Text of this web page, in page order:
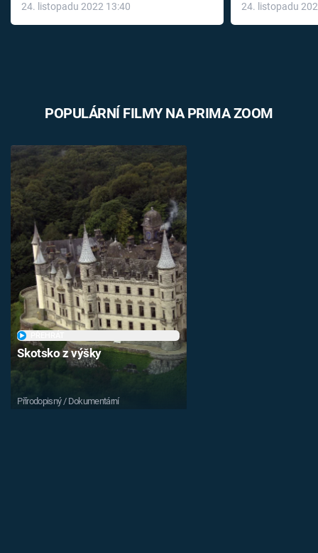
24. listopadu 2022 13:40
léky
24. listopadu
POPULÁRNÍ FILMY NA PRIMA ZOOM
Skotsko z výšky
Přírodopisný / Dokumentární